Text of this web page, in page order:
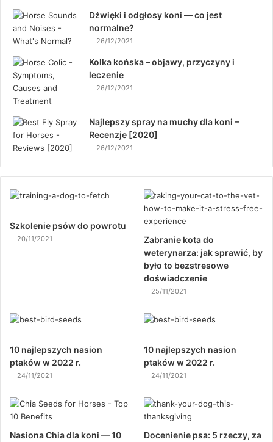
Dźwięki i odgłosy koni — co jest
normalne?
26/12/2021
Kolka końska – objawy, przyczyny i
leczenie
26/12/2021
Najlepszy spray na muchy dla koni –
Recenzje [2020]
26/12/2021
Szkolenie psów do powrotu
20/11/2021
Zabranie kota do
weterynarza: jak sprawić, by
było to bezstresowe
doświadczenie
25/11/2021
10 najlepszych nasion
ptaków w 2022 r.
24/11/2021
10 najlepszych nasion
ptaków w 2022 r.
24/11/2021
Nasiona Chia dla koni — 10
Docenienie psa: 5 rzeczy, za